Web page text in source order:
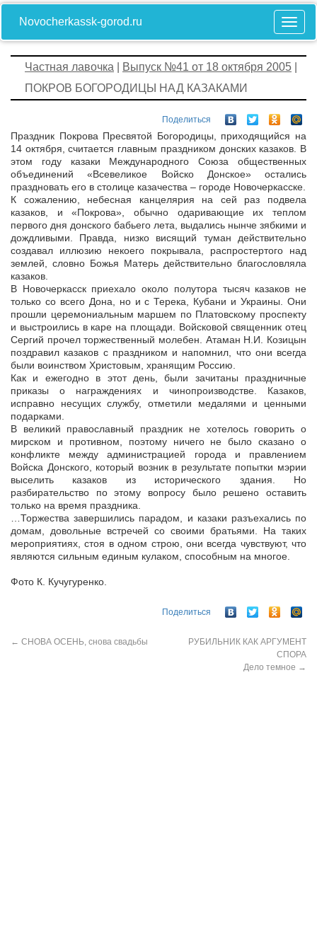
Novocherkassk-gorod.ru
Частная лавочка Выпуск №41 от 18 октября 2005
ПОКРОВ БОГОРОДИЦЫ НАД КАЗАКАМИ
Поделиться
Праздник Покрова Пресвятой Богородицы, приходящийся на
14 октября, считается главным праздником донских казаков. В
этом году казаки Международного Союза общественных
объединений «Всевеликое Войско Донское» остались
праздновать его в столице казачества – городе Новочеркасске.
К сожалению, небесная канцелярия на сей раз подвела
казаков, и «Покрова», обычно одаривающие их теплом
первого дня донского бабьего лета, выдались нынче зябкими и
дождливыми. Правда, низко висящий туман действительно
создавал иллюзию некоего покрывала, распростертого над
землей, словно Божья Матерь действительно благословляла
казаков.
В Новочеркасск приехало около полутора тысяч казаков не
только со всего Дона, но и с Терека, Кубани и Украины. Они
прошли церемониальным маршем по Платовскому проспекту
и выстроились в каре на площади. Войсковой священник отец
Сергий прочел торжественный молебен. Атаман Н.И. Козицын
поздравил казаков с праздником и напомнил, что они всегда
были воинством Христовым, хранящим Россию.
Как и ежегодно в этот день, были зачитаны праздничные
приказы о награждениях и чинопроизводстве. Казаков,
исправно несущих службу, отметили медалями и ценными
подарками.
В великий православный праздник не хотелось говорить о
мирском и противном, поэтому ничего не было сказано о
конфликте между администрацией города и правлением
Войска Донского, который возник в результате попытки мэрии
выселить казаков из исторического здания. Но
разбирательство по этому вопросу было решено оставить
только на время праздника.
…Торжества завершились парадом, и казаки разъехались по
домам, довольные встречей со своими братьями. На таких
мероприятиях, стоя в одном строю, они всегда чувствуют, что
являются сильным единым кулаком, способным на многое.
Фото К. Кучугуренко.
Поделиться
← СНОВА ОСЕНЬ, снова свадьбы
РУБИЛЬНИК КАК АРГУМЕНТ
СПОРА
Дело темное →